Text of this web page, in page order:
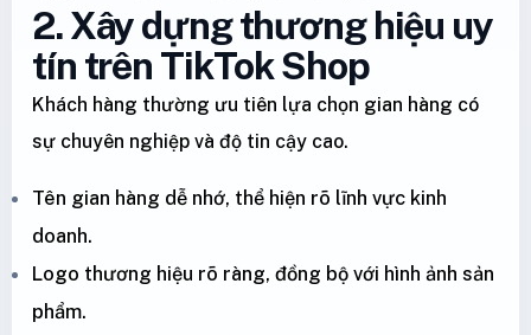
2. Xây dựng thương hiệu uy
tín trên TikTok Shop
Khách hàng thường ưu tiên lựa chọn gian hàng có
sự chuyên nghiệp và độ tin cậy cao.
Tên gian hàng dễ nhớ, thể hiện rõ lĩnh vực kinh
doanh.
Logo thương hiệu rõ ràng, đồng bộ với hình ảnh sản
phẩm.